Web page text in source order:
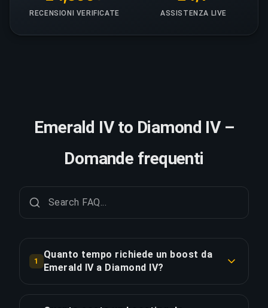
RECENSIONI VERIFICATE ASSISTENZA LIVE
Emerald IV to Diamond IV –
Domande frequenti
1
Quanto tempo richiede un boost da
Emerald IV a Diamond IV?